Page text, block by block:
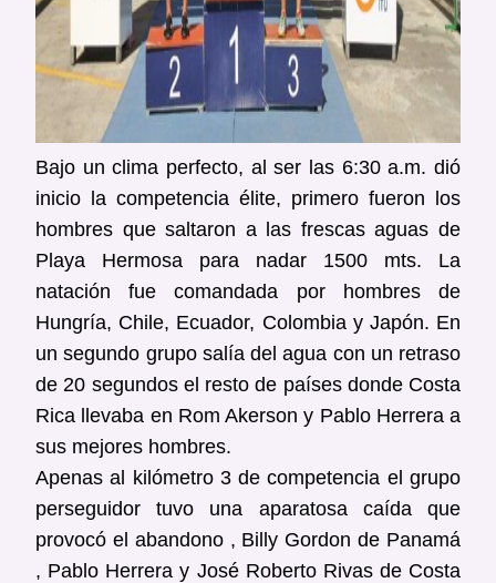
Bajo un clima perfecto, al ser las 6:30 a.m. dió
inicio la competencia élite, primero fueron los
hombres que saltaron a las frescas aguas de
Playa Hermosa para nadar 1500 mts. La
natación fue comandada por hombres de
Hungría, Chile, Ecuador, Colombia y Japón. En
un segundo grupo salía del agua con un retraso
de 20 segundos el resto de países donde Costa
Rica llevaba en Rom Akerson y Pablo Herrera a
sus mejores hombres.
Apenas al kilómetro 3 de competencia el grupo
perseguidor tuvo una aparatosa caída que
provocó el abandono , Billy Gordon de Panamá
, Pablo Herrera y José Roberto Rivas de Costa